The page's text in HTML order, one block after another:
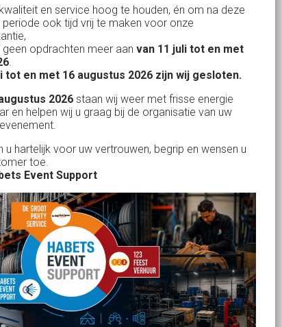
Habets dacht direct mee, toen wij op
zeer korte termijn een feest wilden
geven in onze eigen achtertuin. De
service van Habets sloot ook dit keer
weer naadloos aan op onze eigen
ideeen en inbreng. Materialen werden
keurig volgens afspraak geleverd, alles
tiptop in orde. De presentatie die wij op
het gehuurde 75 inch scherm deelden,
werd door onze gasten zeer
gewaardeerd. Een mooi, helder en groot
beeld. Team Habets, bedankt en tot de
volgende keer weer.
Evenementen verhuur
Partyverhuur
Je vindt ons op
en service hoog te houden, én om na deze
periode ook tijd vrij te maken voor onze
geen opdrachten meer aan van 11 juli tot en met
.
tot en met 16 augustus 2026 zijn wij gesloten.
2026 staan wij weer met frisse energie
en helpen wij u graag bij de organisatie van uw
u hartelijk voor uw vertrouwen, begrip en wensen u
toe.
Event Support